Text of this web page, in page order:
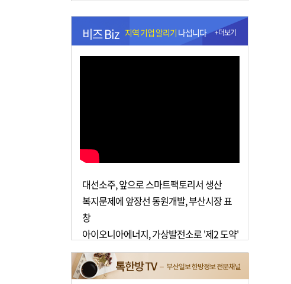
비즈 Biz 지역 기업 알리기 나섭니다 +더보기
대선소주, 앞으로 스마트팩토리서 생산
복지문제에 앞장선 동원개발, 부산시장 표
창
아이오니아에너지, 가상발전소로 '제2 도약'